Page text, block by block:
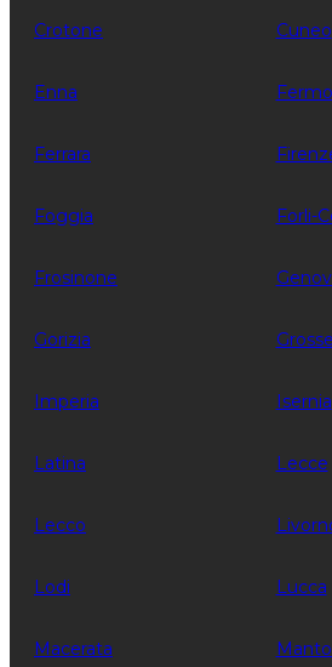
Crotone Cuneo
Enna Fermo
Ferrara
Foggia Forli-
Frosinone
Gorizia
Imperia Isernia
Latina Lecce
Lecco
Lodi Lucca
Macerata